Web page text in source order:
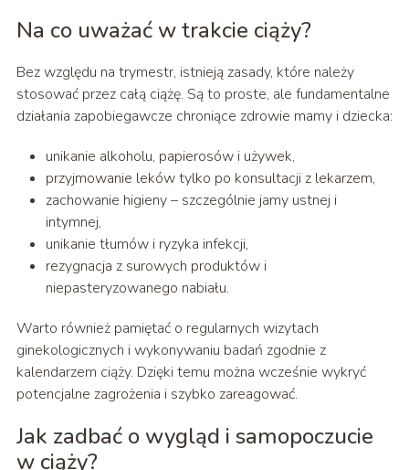
Na co uważać w trakcie ciąży?
Bez względu na trymestr, istnieją zasady, które należy
stosować przez całą ciążę. Są to proste, ale fundamentalne
działania zapobiegawcze chroniące zdrowie mamy i dziecka:
unikanie alkoholu, papierosów i używek,
przyjmowanie leków tylko po konsultacji z lekarzem,
zachowanie higieny – szczególnie jamy ustnej i
intymnej,
unikanie tłumów i ryzyka infekcji,
rezygnacja z surowych produktów i
niepasteryzowanego nabiału.
Warto również pamiętać o regularnych wizytach
ginekologicznych i wykonywaniu badań zgodnie z
kalendarzem ciąży. Dzięki temu można wcześnie wykryć
potencjalne zagrożenia i szybko zareagować.
Jak zadbać o wygląd i samopoczucie
w ciąży?